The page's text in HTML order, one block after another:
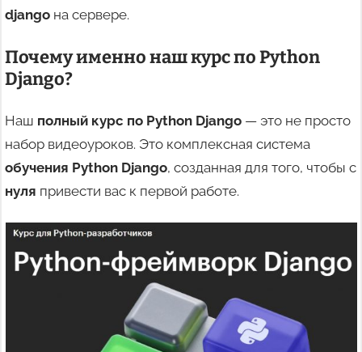
django на сервере.
Почему именно нашкурс по Python
Django?
Наш полный курс по Python Django — это не просто
набор видеоуроков. Это комплексная система
обучения Python Django, созданная для того, чтобы с
нуля привести вас к первой работе.